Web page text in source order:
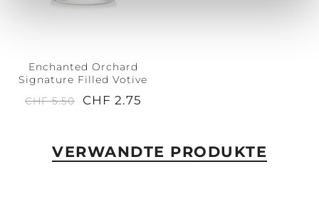
Enchanted Orchard
Signature Filled Votive
CHF 5.50
CHF 2.75
VERWANDTE PRODUKTE